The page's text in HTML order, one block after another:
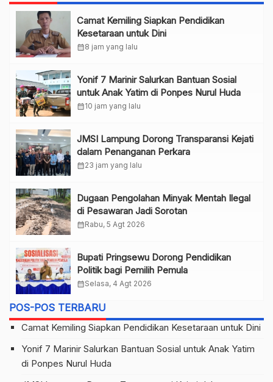
Camat Kemiling Siapkan Pendidikan
Kesetaraan untuk Dini
calendar_month8 jam yang lalu
Yonif 7 Marinir Salurkan Bantuan Sosial
untuk Anak Yatim di Ponpes Nurul Huda
calendar_month10 jam yang lalu
JMSI Lampung Dorong Transparansi Kejati
dalam Penanganan Perkara
calendar_month23 jam yang lalu
Dugaan Pengolahan Minyak Mentah Ilegal
di Pesawaran Jadi Sorotan
calendar_monthRabu, 5 Agt 2026
Bupati Pringsewu Dorong Pendidikan
Politik bagi Pemilih Pemula
calendar_monthSelasa, 4 Agt 2026
POS-POS TERBARU
Camat Kemiling Siapkan Pendidikan Kesetaraan untuk Dini
Yonif 7 Marinir Salurkan Bantuan Sosial untuk Anak Yatim
di Ponpes Nurul Huda